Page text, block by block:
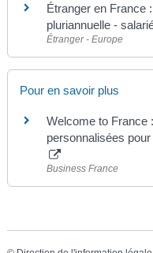
Étranger en France
pluriannuelle -
Étranger - Europe
Pour en savoir plus
Welcome to France
personnalisées
Business France